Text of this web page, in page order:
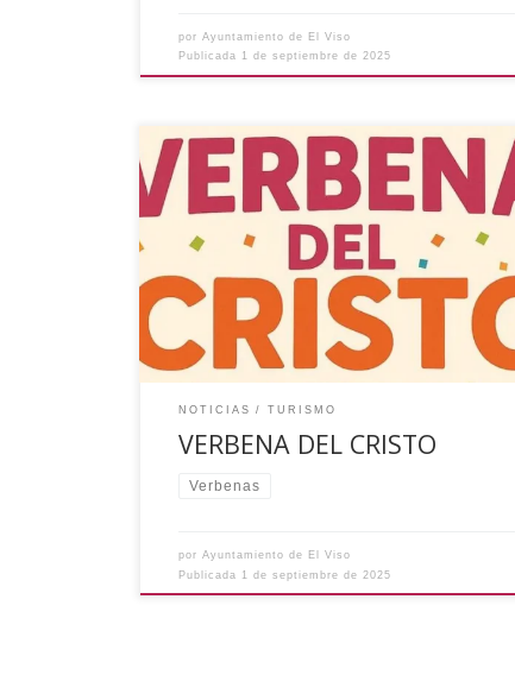
porAyuntamiento de El Viso
Publicada 1 de septiembre de 2025
El próximo 13 de septiembre viviremos en El
Viso la Verbena del Cristo. • Santa Misa a las
21:00 horas • Orquesta Isayra desde las 22:30
horas. El servicio de barra estará a cargo de la
Peña del Real Madrid. Ayuntamiento de El
NOTICIAS TURISMO
VERBENA DEL CRISTO
Verbenas
porAyuntamiento de El Viso
Publicada 1 de septiembre de 2025